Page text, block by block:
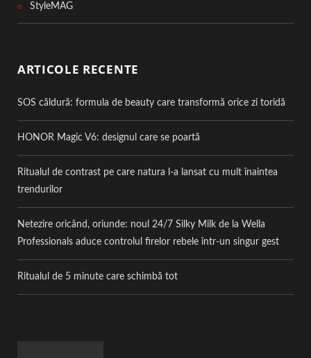
StyleMAG
ARTICOLE RECENTE
SOS căldură: formula de beauty care transformă orice zi toridă
HONOR Magic V6: designul care se poartă
Ritualul de contrast pe care natura l-a lansat cu mult înaintea
trendurilor
Netezire oricând, oriunde: noul 24/7 Silky Milk de la Wella
Professionals aduce controlul firelor rebele într-un singur gest
Ritualul de 5 minute care schimbă tot